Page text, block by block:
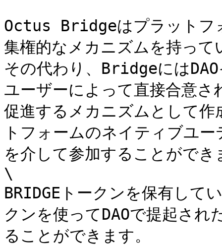
Octus Bridgeはプラットフ
集権的なメカニズムを持っ
その代わり、Bridgeには
ユーザーによって直接合意さ
促進するメカニズムとして
トフォームのネイティブユ
を介して参加することがで
\
BRIDGEトークンを保有して
クンを使ってDAOで提起さ
ることができます。